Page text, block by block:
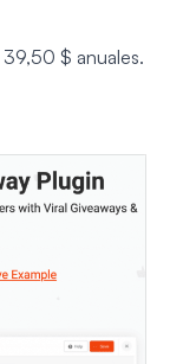
$ anuales.